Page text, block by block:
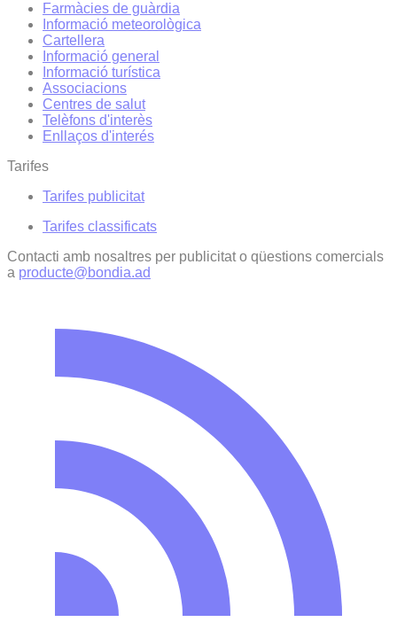
Farmàcies de guàrdia
Informació meteorològica
Cartellera
Informació general
Informació turística
Associacions
Centres de salut
Telèfons d'interès
Enllaços d'interés
Tarifes
Tarifes publicitat
Tarifes classificats
Contacti amb nosaltres per publicitat o qüestions comercials
a producte@bondia.ad